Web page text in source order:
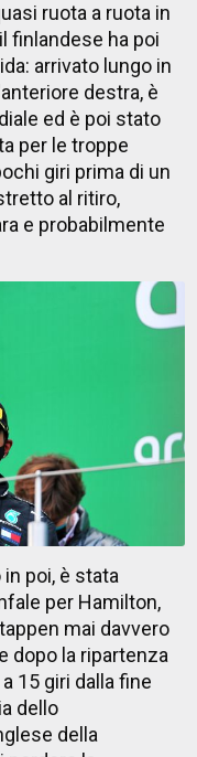
ruota a ruota in
finlandese ha poi
arrivato lungo in
destra, è
ed è poi stato
per le troppe
giri prima di un
al ritiro,
e probabilmente
poi, è stata
per Hamilton,
mai davvero
dopo la ripartenza
15 giri dalla fine
dello
della